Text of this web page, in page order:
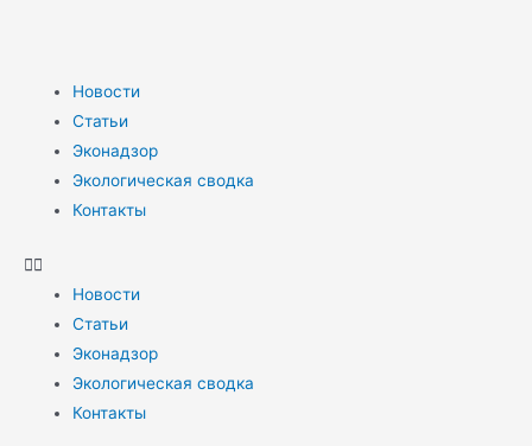
Новости
Статьи
Эконадзор
Экологическая сводка
Контакты
Новости
Статьи
Эконадзор
Экологическая сводка
Контакты